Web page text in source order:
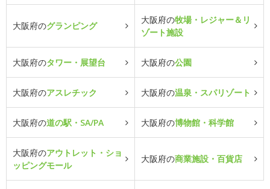
大阪府のグランピング
大阪府の牧場・レジャー＆リ
ゾート施設
大阪府のタワー・展望台 大阪府の公園
大阪府のアスレチック 大阪府の温泉・スパリゾート
大阪府の道の駅・SA/PA 大阪府の博物館・科学館
大阪府のアウトレット・ショ
ッピングモール
大阪府の商業施設・百貨店